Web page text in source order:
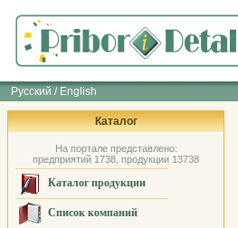
Русский / English
Каталог
На портале представлено:
предприятий 1738, продукции 13738
Каталог продукции
Список компаний